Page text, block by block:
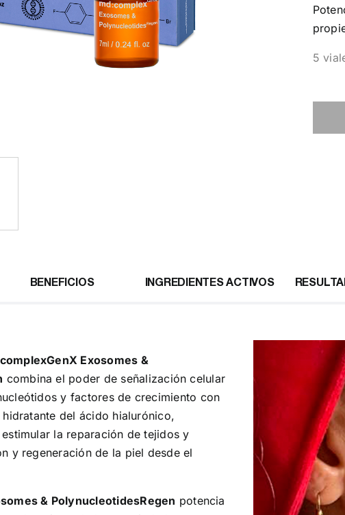
5
BENEFICIOS INGREDIENTES ACTIVOS
Exosomes &
combina el poder de señalización celular
y factores de crecimiento con
del ácido hialurónico,
la reparación de tejidos y
y regeneración de la piel desde el
& PolynucleotidesRegen potencia